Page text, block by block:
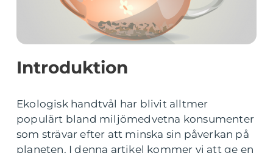
Introduktion
Ekologisk handtvål har blivit alltmer
populärt bland miljömedvetna konsumenter
som strävar efter att minska sin påverkan på
planeten. I denna artikel kommer vi att ge en